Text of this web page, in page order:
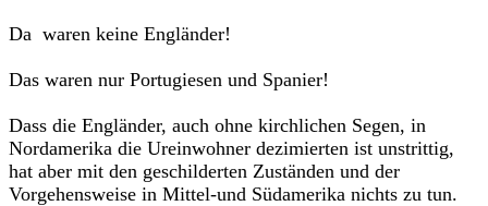
Da waren keine Engländer!
Das waren nur Portugiesen und Spanier!
Dass die Engländer, auch ohne kirchlichen Segen, in
Nordamerika die Ureinwohner dezimierten ist unstrittig,
hat aber mit den geschilderten Zuständen und der
Vorgehensweise in Mittel-und Südamerika nichts zu tun.